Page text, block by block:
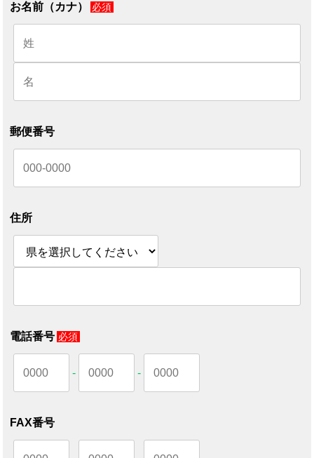
お名前（カナ） 必須
郵便番号
住所
電話番号 必須
- -
FAX番号